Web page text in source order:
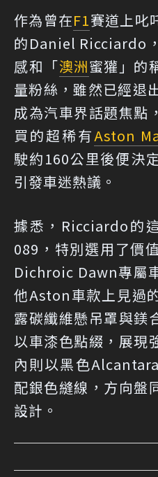
作為曾在F1賽道上叱
的Daniel Ricciardo
感和「澳洲蜜獾」的
量粉絲，雖然已經退
成為汽車界話題焦點
買的超稀有Aston
駛約160公里後便決
引發車迷熱議。
據悉，Ricciardo的
089，特別選用了價
Dichroic Dawn專屬
他Aston車款上見過
露碳纖維懸吊罩與鎂
以車漆色點綴，展現
內則以黑色
配銀色縫線，方向盤
設計。